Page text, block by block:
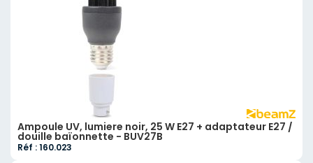
Ampoule UV, lumiere noir, 25 W E27 + adaptateur E27 /
douille baïonnette - BUV27B
Réf : 160.023